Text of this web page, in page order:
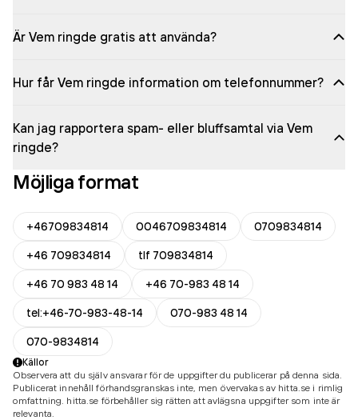
Är Vem ringde gratis att använda?
Hur får Vem ringde information om telefonnummer?
Kan jag rapportera spam- eller bluffsamtal via Vem
ringde?
Möjliga format
+46709834814 0046709834814
0709834814
+46 709834814
tlf 709834814
+46 70 983 48 14
+46 70-983 48 14
tel:+46-70-983-48-14
070-983 48 14
070-9834814
Källor
Observera att du själv ansvarar för de uppgifter du publicerar på denna sida.
Publicerat innehåll förhandsgranskas inte, men övervakas av hitta.se i rimlig
omfattning. hitta.se förbehåller sig rätten att avlägsna uppgifter som inte är
relevanta.